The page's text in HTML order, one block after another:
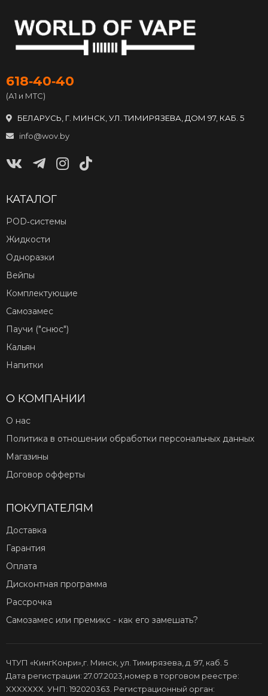
618‑40‑40
(А1 и МТС)
БЕЛАРУСЬ, Г. МИНСК, УЛ. ТИМИРЯЗЕВА, ДОМ 97, КАБ. 5
info@wov.by
КАТАЛОГ
POD‑системы
Жидкости
Одноразки
Вейпы
Комплектующие
Самозамес
Паучи ("снюс")
Кальян
Напитки
О КОМПАНИИ
О нас
Политика в отношении обработки персональных данных
Магазины
Договор офферты
ПОКУПАТЕЛЯМ
Доставка
Гарантия
Оплата
Дисконтная программа
Рассрочка
Самозамес или премикс - как его замешать?
ЧТУП «КингКонри»,г. Минск, ул. Тимирязева, д. 97, каб. 5
Дата регистрации: 27.07.2023,номер в торговом реестре:
XXXXXXX. УНП: 192020363. Регистрационный орган: